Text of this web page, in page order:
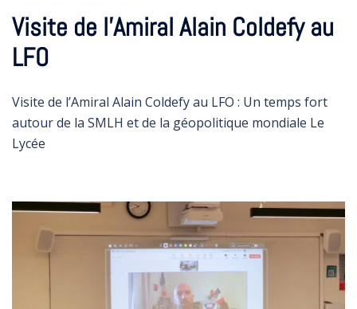
Visite de l’Amiral Alain Coldefy au
LFO
Visite de l’Amiral Alain Coldefy au LFO : Un temps fort
autour de la SMLH et de la géopolitique mondiale Le
Lycée